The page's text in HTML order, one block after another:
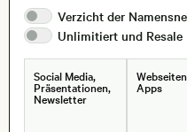
Verzicht der
Unlimitiert und Resale
Social Media,
Präsentationen,
Newsletter
Apps